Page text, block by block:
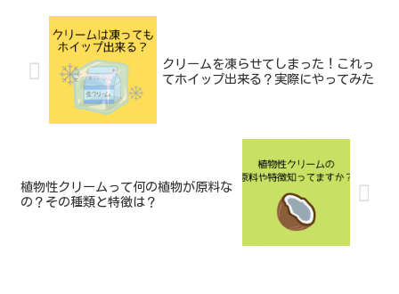
クリームを凍らせてしまった！これっ
てホイップ出来る？実際にやってみた
植物性クリームって何の植物が原料な
の？その種類と特徴は？